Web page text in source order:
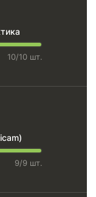
10/10 шт.
9/9 шт.